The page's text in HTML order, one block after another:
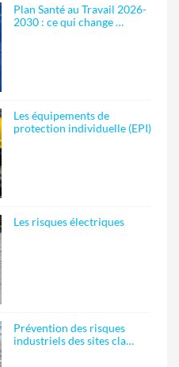
Plan Santé au Travail 2026-
2030 : ce qui change …
Les équipements de
protection individuelle (EPI)
Les risques électriques
Prévention des risques
industriels des sites cla…